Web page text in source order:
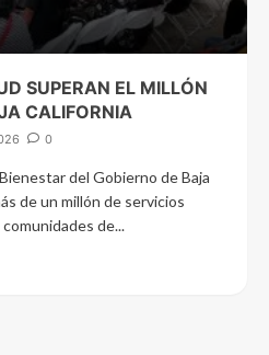
SUPERAN EL MILLÓN
CALIFORNIA
0
del Gobierno de Baja
de un millón de servicios
de...